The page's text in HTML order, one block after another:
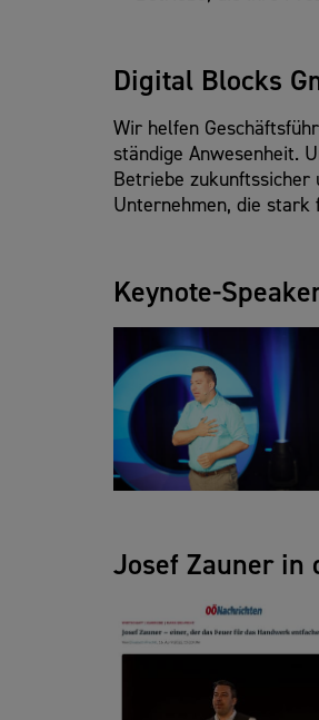
Digital Blocks
Wir helfen
ständige Anwesenheit.
Betriebe
Unternehmen, die stark
Keynote-
Josef Zauner in